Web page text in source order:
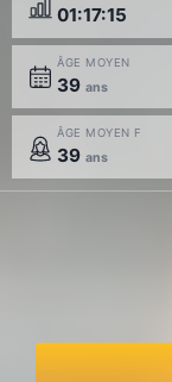
01:17:15
ÂGE MOYEN
39 ans
ÂGE MOYEN F
39 ans